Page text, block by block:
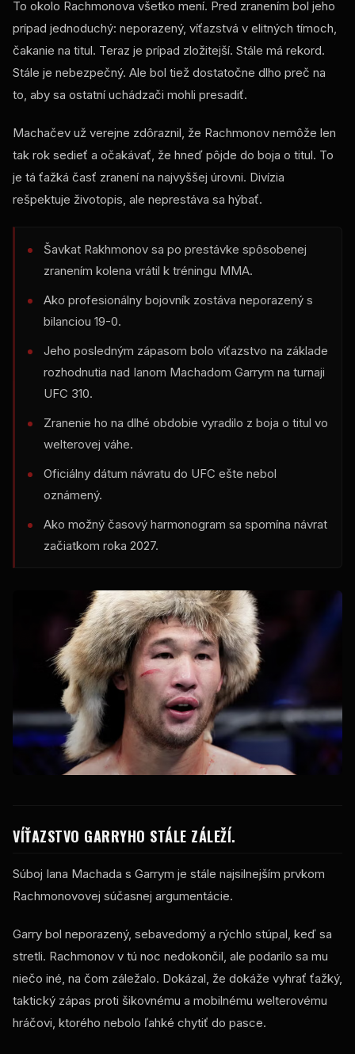
To okolo Rachmonova všetko mení. Pred zranením bol jeho
prípad jednoduchý: neporazený, víťazstvá v elitných tímoch,
čakanie na titul. Teraz je prípad zložitejší. Stále má rekord.
Stále je nebezpečný. Ale bol tiež dostatočne dlho preč na
to, aby sa ostatní uchádzači mohli presadiť.
Machačev už verejne zdôraznil, že Rachmonov nemôže len
tak rok sedieť a očakávať, že hneď pôjde do boja o titul. To
je tá ťažká časť zranení na najvyššej úrovni. Divízia
rešpektuje životopis, ale neprestáva sa hýbať.
Šavkat Rakhmonov sa po prestávke spôsobenej
zranením kolena vrátil k tréningu MMA.
Ako profesionálny bojovník zostáva neporazený s
bilanciou 19-0.
Jeho posledným zápasom bolo víťazstvo na základe
rozhodnutia nad Ianom Machadom Garrym na turnaji
UFC 310.
Zranenie ho na dlhé obdobie vyradilo z boja o titul vo
welterovej váhe.
Oficiálny dátum návratu do UFC ešte nebol
oznámený.
Ako možný časový harmonogram sa spomína návrat
začiatkom roka 2027.
VÍŤAZSTVO GARRYHO STÁLE ZÁLEŽÍ.
Súboj Iana Machada s Garrym je stále najsilnejším prvkom
Rachmonovovej súčasnej argumentácie.
Garry bol neporazený, sebavedomý a rýchlo stúpal, keď sa
stretli. Rachmonov v tú noc nedokončil, ale podarilo sa mu
niečo iné, na čom záležalo. Dokázal, že dokáže vyhrať ťažký,
taktický zápas proti šikovnému a mobilnému welterovému
hráčovi, ktorého nebolo ľahké chytiť do pasce.